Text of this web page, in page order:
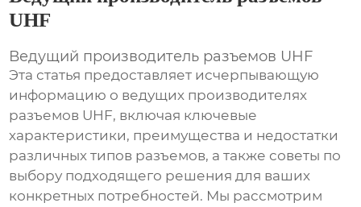
UHF
Ведущий производитель разъемов UHF
Эта статья предоставляет исчерпывающую
информацию о ведущих производителях
разъемов UHF, включая ключевые
характеристики, преимущества и недостатки
различных типов разъемов, а также советы по
выбору подходящего решения для ваших
конкретных потребностей. Мы рассмотрим